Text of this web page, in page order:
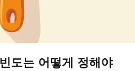
도는 어떻게 정해야